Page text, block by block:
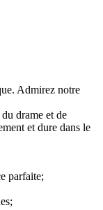
Admirez notre
drame et de
et dure dans le
parfaite;